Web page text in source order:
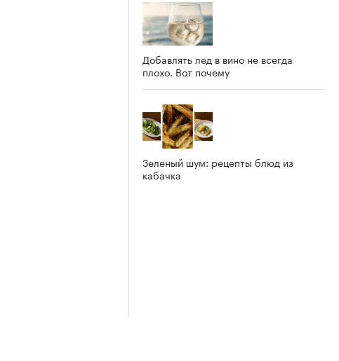
Добавлять лед в вино не всегда
плохо. Вот почему
Зеленый шум: рецепты блюд из
кабачка